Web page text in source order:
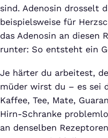
sind. Adenosin drosselt
beispielsweise für
das Adenosin an diesen
runter: So entsteht ein
Je härter du arbeitest,
müder wirst du – es sei
Kaffee, Tee, Mate,
Hirn-Schranke
an denselben